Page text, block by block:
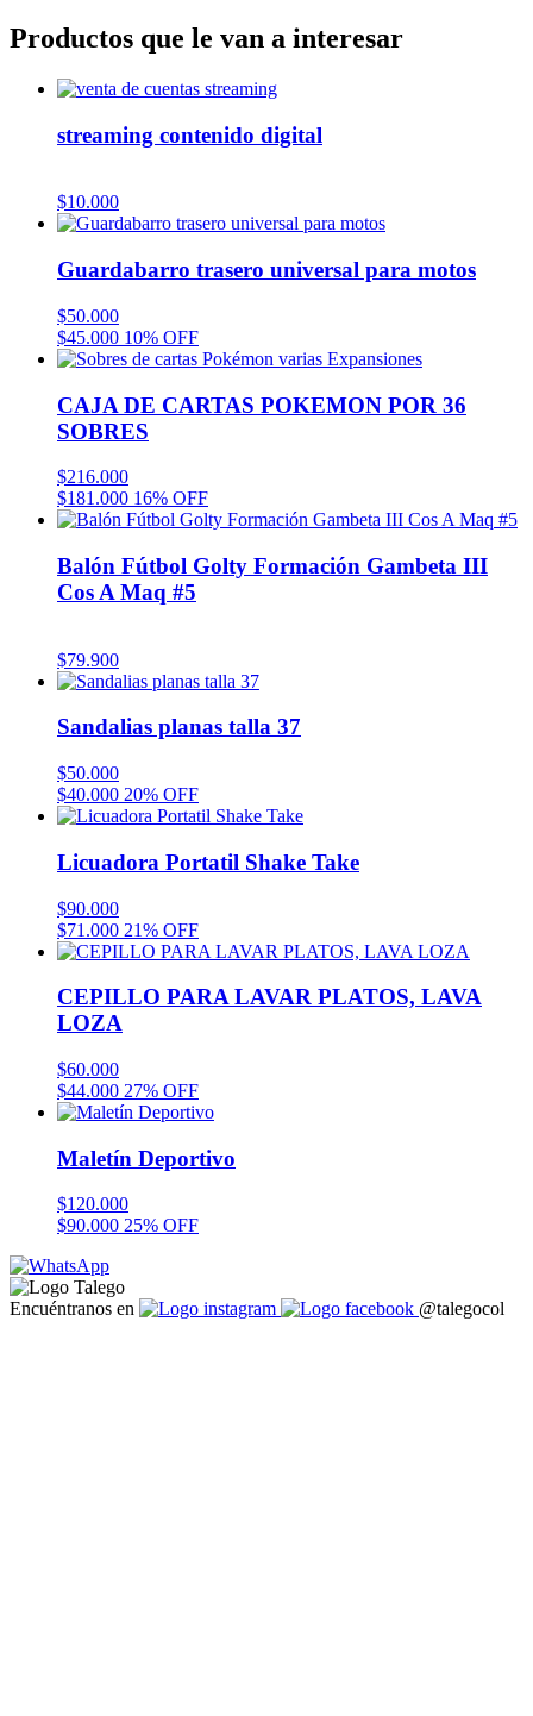
Productos que le van a interesar
streaming contenido digital
$10.000
Guardabarro trasero universal para motos
$50.000
$45.000 10% OFF
CAJA DE CARTAS POKEMON POR 36
SOBRES
$216.000
$181.000 16% OFF
Balón Fútbol Golty Formación Gambeta III
Cos A Maq #5
$79.900
Sandalias planas talla 37
$50.000
$40.000 20% OFF
Licuadora Portatil Shake Take
$90.000
$71.000 21% OFF
CEPILLO PARA LAVAR PLATOS, LAVA
LOZA
$60.000
$44.000 27% OFF
Maletín Deportivo
$120.000
$90.000 25% OFF
Encuéntranos en @talegocol